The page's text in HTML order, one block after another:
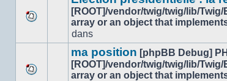
nouveau
message
[ROOT]/vendor/twig/twig/lib/
array or an object that
dans
ma position [phpBB Debug]
[ROOT]/vendor/twig/twig/lib/
array or an object that